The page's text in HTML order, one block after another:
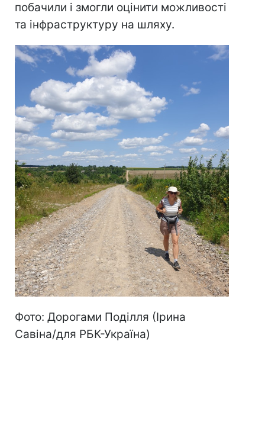
побачили і змогли оцінити можливості
та інфраструктуру на шляху.
Фото: Дорогами Поділля (Ірина
Савіна/для РБК-Україна)